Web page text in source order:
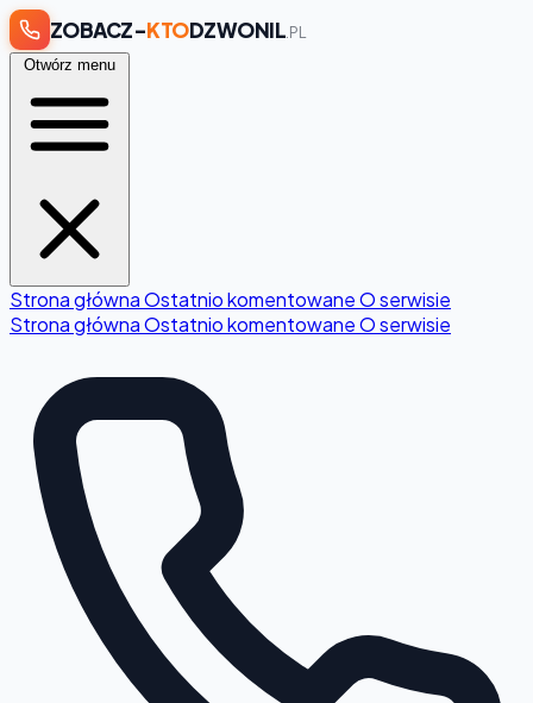
ZOBACZ-KTODZWONIL .PL
Otwórz menu
Strona głównaOstatnio komentowaneO serwisie
Strona głównaOstatnio komentowaneO serwisie